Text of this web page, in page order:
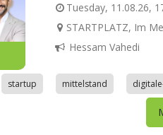
Tuesday, 11.08.26,
STARTPLATZ, Im
Hessam Vahedi
startup mittelstand